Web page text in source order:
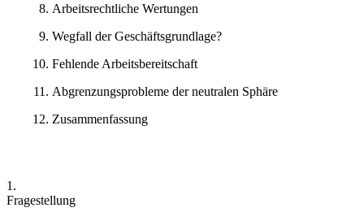
Arbeitsrechtliche Wertungen
Wegfall der Geschäftsgrundlage?
Fehlende Arbeitsbereitschaft
Abgrenzungsprobleme der neutralen Sphäre
Zusammenfassung
1.
Fragestellung